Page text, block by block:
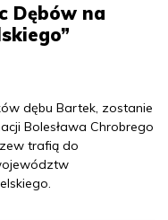
Dębów na
dębu Bartek, zostanie
Bolesława Chrobrego
trafią do